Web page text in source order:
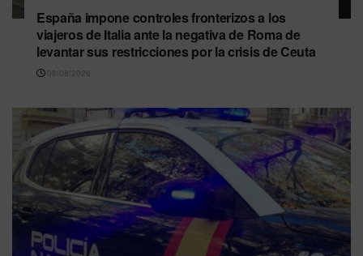
España impone controles fronterizos a los
viajeros de Italia ante la negativa de Roma de
levantar sus restricciones por la crisis de Ceuta
08/08/2026